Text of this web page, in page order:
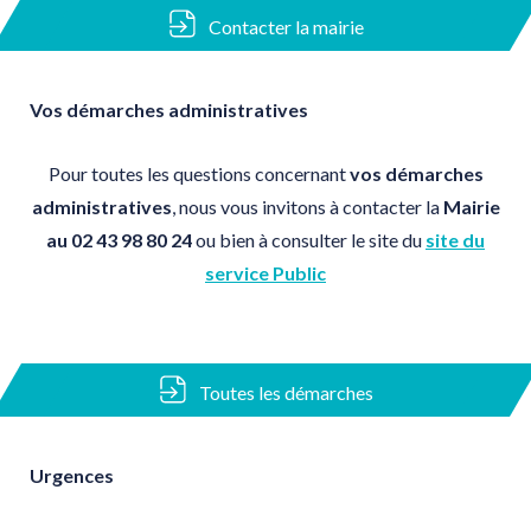
Contacter la mairie
Vos démarches administratives
Pour toutes les questions concernantvos démarches
administratives,nous vous invitons à contacter laMairie
au 02 43 98 80 24ou bien à consulter le site du site du
service Public
Toutes les démarches
Urgences